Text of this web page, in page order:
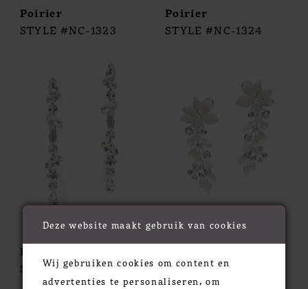
Poirier
STYLE #NC-1323
Poirier
STYLE #NC-1324
Poirier
STYLE #NC-1333
STYLE #NC-1334
Deze website maakt gebruik van cookies
Wij gebruiken cookies om content en
advertenties te personaliseren, om